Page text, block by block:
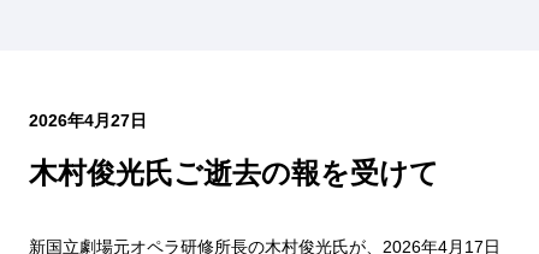
2026年4月27日
木村俊光氏ご逝去の報を受けて
新国立劇場元オペラ研修所長の木村俊光氏が、2026年4月17日